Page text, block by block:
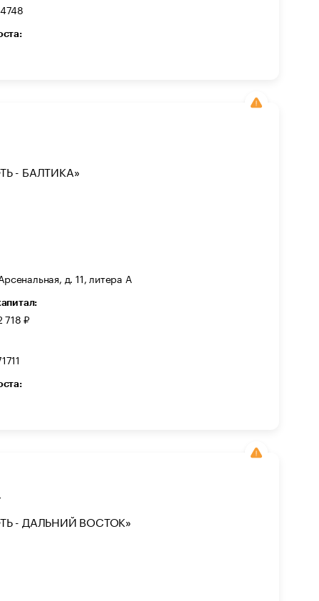
- БАЛТИКА»
д. 11, литера А
718 ₽
- ДАЛЬНИЙ ВОСТОК»